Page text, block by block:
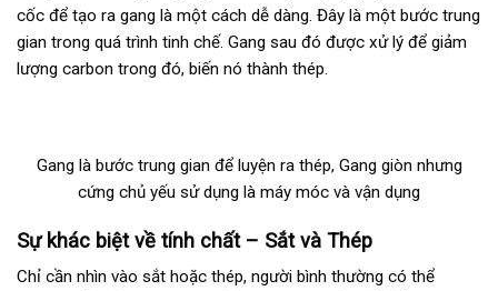
cốc để tạo ra gang là một cách dễ dàng. Đây là một bước trung
gian trong quá trình tinh chế. Gang sau đó được xử lý để giảm
lượng carbon trong đó, biến nó thành thép.
Gang là bước trung gian để luyện ra thép, Gang giòn nhưng
cứng chủ yếu sử dụng là máy móc và vận dụng
Sự khác biệt về tính chất – Sắt và Thép
Chỉ cần nhìn vào sắt hoặc thép, người bình thường có thể